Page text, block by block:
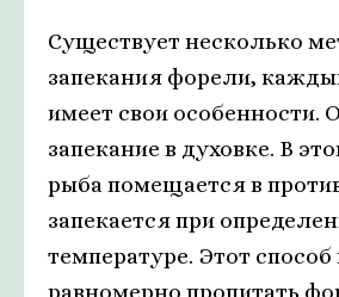
Существует несколько
запекания форели,
имеет свои особенности.
запекание в духовке. В
рыба помещается в
запекается при
температуре. Этот способ